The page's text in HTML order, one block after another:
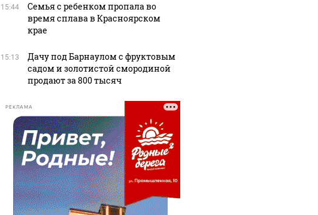
15:44
Семья с ребенком пропала во
время сплава в Красноярском
крае
15:13
Дачу под Барнаулом с фруктовым
садом и золотистой смородиной
продают за 800 тысяч
РЕКЛАМА